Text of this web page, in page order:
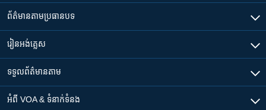
ព័ត៌មាន​តាមប្រធានបទ​
រៀន​​អង់គ្លេស
ទទួល​ព័ត៌មាន​តាម
អំពី​ VOA & ទំនាក់ទំនង